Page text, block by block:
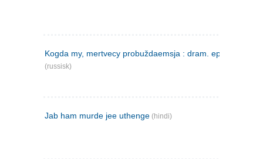
Kogda my, mertvecy probuždaemsja : dram. epilog v 3 d
(russisk)
Jab ham murde jee uthenge (hindi)